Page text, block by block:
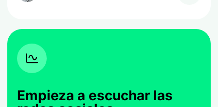
Empieza a escuchar las